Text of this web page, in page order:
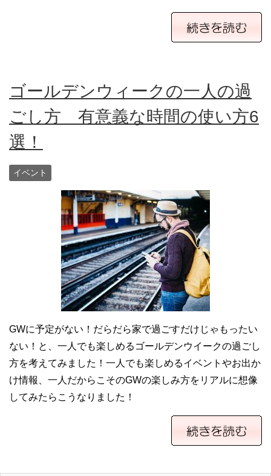
ゴールデンウィークの一人の過
ごし方 有意義な時間の使い方6
選！
イベント
GWに予定がない！だらだら家で過ごすだけじゃもったい
ない！と、一人でも楽しめるゴールデンウイークの過ごし
方を考えてみました！一人でも楽しめるイベントやお出か
け情報、一人だからこそのGWの楽しみ方をリアルに想像
してみたらこうなりました！